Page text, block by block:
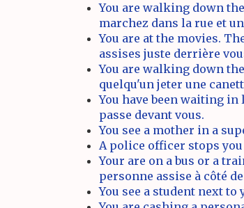
You are walking down
marchez dans la rue et
You are at the movies.
assises juste derrière
You are walking down
quelqu'un jeter une
You have been waiting
passe devant vous.
You see a mother in a
A police officer stops
Your are on a bus or a
personne assise à côté
You see a student next